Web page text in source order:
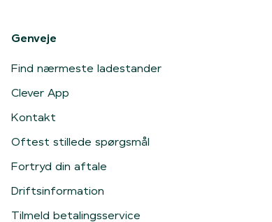
Genveje
Find nærmeste ladestander
Clever App
Kontakt
Oftest stillede spørgsmål
Fortryd din aftale
Driftsinformation
Tilmeld betalingsservice